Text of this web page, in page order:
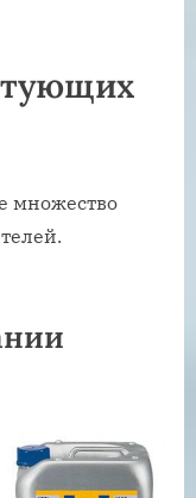
множество